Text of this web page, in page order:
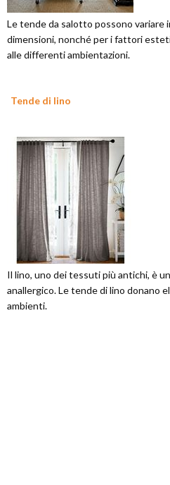
Le tende da salotto possono variare
dimensioni, nonché per i fattori
alle differenti ambientazioni.
Tende di lino
Il lino, uno dei tessuti più antichi, è
anallergico. Le tende di lino donano
ambienti.